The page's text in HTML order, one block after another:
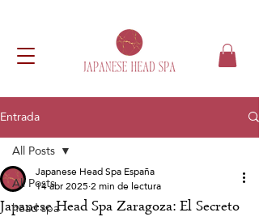
Entrada
All Posts
head spa
All Posts
Japanese Head Spa Zaragoza: El Secreto
Japanese Head Spa España
14 abr 20252 min de lectura